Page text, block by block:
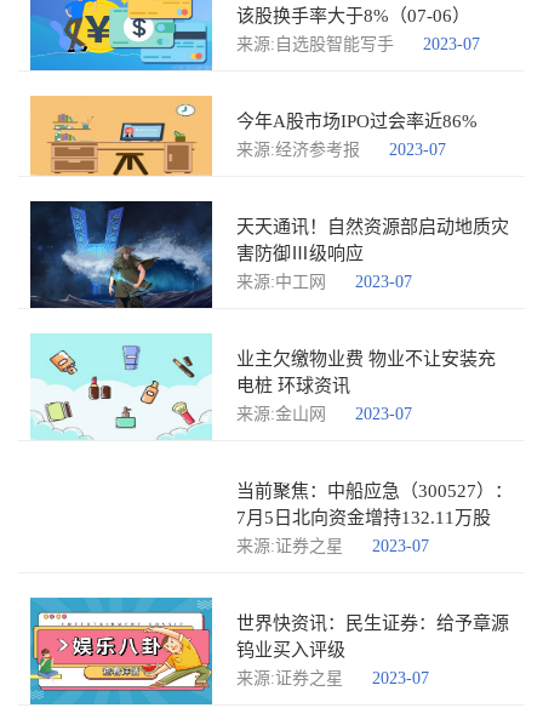
该股换手率大于8%（07-06）
来源:自选股智能写手 2023-07
今年A股市场IPO过会率近86%
来源:经济参考报 2023-07
天天通讯！自然资源部启动地质灾
害防御Ⅲ级响应
来源:中工网 2023-07
业主欠缴物业费 物业不让安装充
电桩 环球资讯
来源:金山网 2023-07
当前聚焦：中船应急（300527）：
7月5日北向资金增持132.11万股
来源:证券之星 2023-07
世界快资讯：民生证券：给予章源
钨业买入评级
来源:证券之星 2023-07